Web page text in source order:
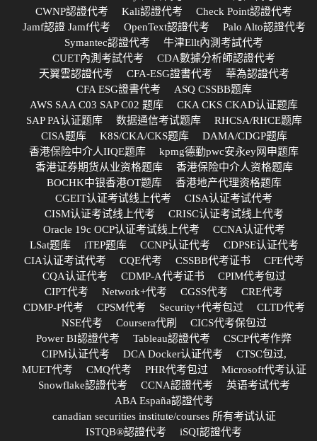
CWNP認證代考
Kali認證代考
Check Point認證代考
Jamf認證 Jamf代考
OpenText認證代考
Palo Alto認證代考
Symantec認證代考
牛津Ellt內測考試代考
CUET內測考試代考
CDA數據分析師認證代考
天翼雲認證代考
CFA-ESG證書代考
華為認證代考
CFA ESG證書代考
ASQ CSSBB题库
AWS SAA C03 SAP C02 题库
CKA CKS CKAD认证题库
SAP PA认证题库
数据通信考试题库
RHCSA/RHCE题库
CISA题库
K8S/CKA/CKS题库
DAMA/CDGP题库
香港保险中介人IIQE题库
kpmg德勤pwc安永ey网申题库
香港证券期货从业资格题库
香港保险中介人资格题库
BOCHK中银香港OT题库
香港地产代理资格题库
CGEIT认证考试线上代考
CISA认证考试代考
CISM认证考试线上代考
CRISC认证考试线上代考
Oracle 19c OCP认证考试线上代考
CCNA认证代考
LSat题库
iTEP题库 CCNP认证代考
CDPSE认证代考
CIA认证考试代考
CQE代考 CSSBB代考证书
CFE代考
CQA认证代考
CDMP-A代考证书
CPIM代考包过
CIPT代考
Network+代考 CGSS代考
CRE代考
CDMP-P代考
CPSM代考 Security+代考包过
CLTD代考
NSE代考
Coursera代刷
CICS代考保包过
Power BI認證代考
Tableau認證代考
CSCP代考作弊
CIPM认证代考
DCA Docker认证代考
CTSC包过,
MUET代考
CMQ代考 PHR代考包过
Microsoft代考认证
Snowflake認證代考
CCNA認證代考
英语考试代考
ABA España認證代考
canadian securities institute/courses 所有考试认证
ISTQB®認證代考
iSQI認證代考